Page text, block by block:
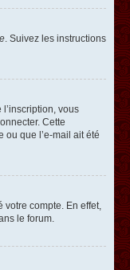
. Suivez les instructions
vous
Cette
ou que l’e-mail ait été
compte. En effet,
le forum.